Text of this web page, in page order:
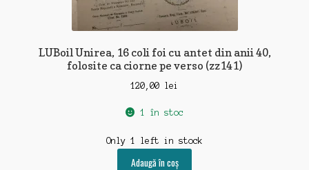
LUBoil Unirea, 16 coli foi cu antet din anii 40,
folosite ca ciorne pe verso (zz141)
120,00 lei
1 în stoc
Only 1 left in stock
Adaugă în coș